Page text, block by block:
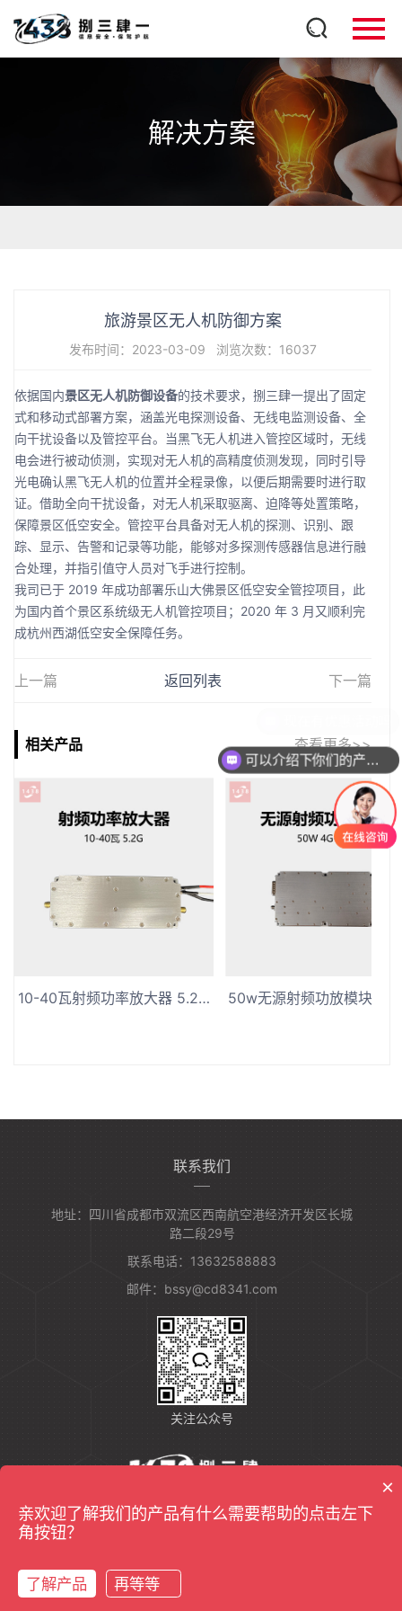
解决方案
旅游景区无人机防御方案
发布时间：2023-03-09 浏览次数：16037
依据国内景区无人机防御设备的技术要求，捌三肆一提出了固定
式和移动式部署方案，涵盖光电探测设备、无线电监测设备、全
向干扰设备以及管控平台。当黑飞无人机进入管控区域时，无线
电会进行被动侦测，实现对无人机的高精度侦测发现，同时引导
光电确认黑飞无人机的位置并全程录像，以便后期需要时进行取
证。借助全向干扰设备，对无人机采取驱离、迫降等处置策略，
保障景区低空安全。管控平台具备对无人机的探测、识别、跟
踪、显示、告警和记录等功能，能够对多探测传感器信息进行融
合处理，并指引值守人员对飞手进行控制。
我司已于 2019 年成功部署乐山大佛景区低空安全管控项目，此
为国内首个景区系统级无人机管控项目；2020 年 3 月又顺利完
成杭州西湖低空安全保障任务。
上一篇 返回列表 下一篇
相关产品 查看更多>>
10-40瓦射频功率放大器 5.2G频段低空防御设备模块
联系我们
地址：四川省成都市双流区西南航空港经济开发区长城
路二段29号
联系电话：13632588883
邮件：bssy@cd8341.com
关注公众号
友情链接： 反无人机设备
Copyrights@2022成都捌三肆一信息技术有限公司版权所有
可以介绍下你们的产品么
×
亲欢迎了解我们的产品有什么需要帮助的点击左下
角按钮？
了解产品
再等等
在线咨询